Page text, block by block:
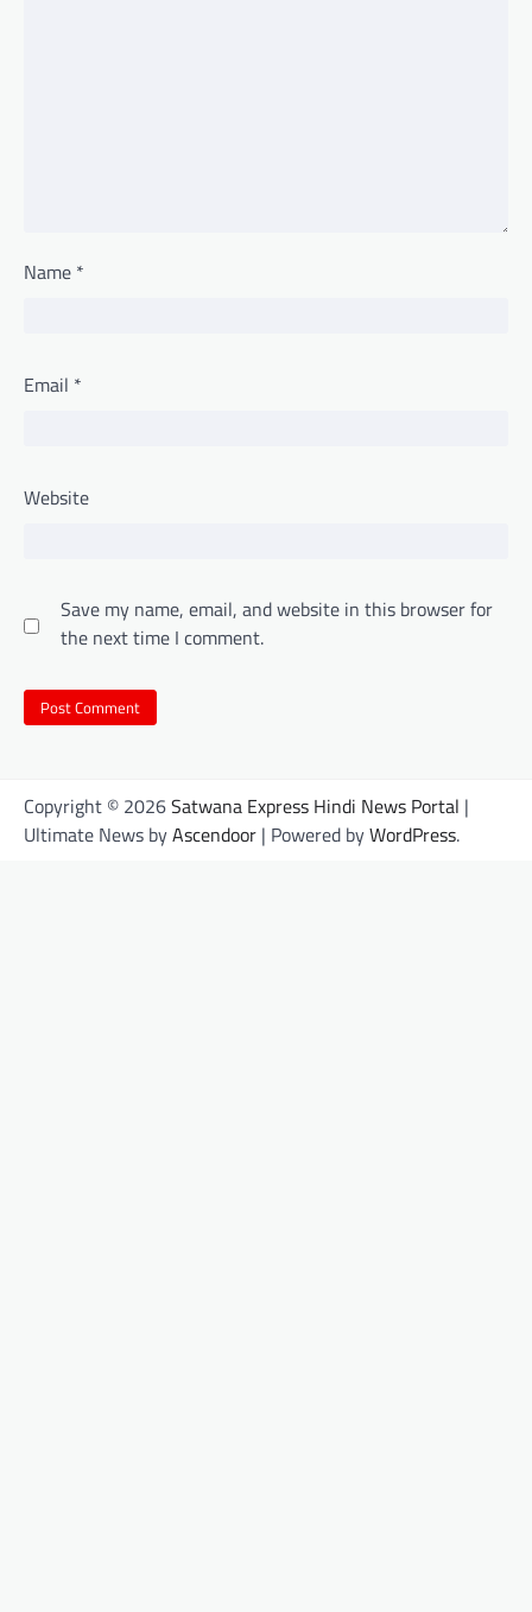
Name *
Email *
Website
Save my name, email, and website in this browser for
the next time I comment.
Copyright © 2026Satwana Express Hindi News Portal |
Ultimate News byAscendoor | Powered byWordPress.